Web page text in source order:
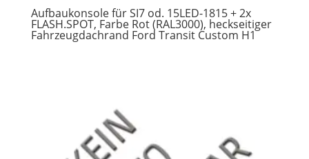
Aufbaukonsole für SI7 od. 15LED-1815 + 2x
FLASH.SPOT, Farbe Rot (RAL3000), heckseitiger
Fahrzeugdachrand Ford Transit Custom H1